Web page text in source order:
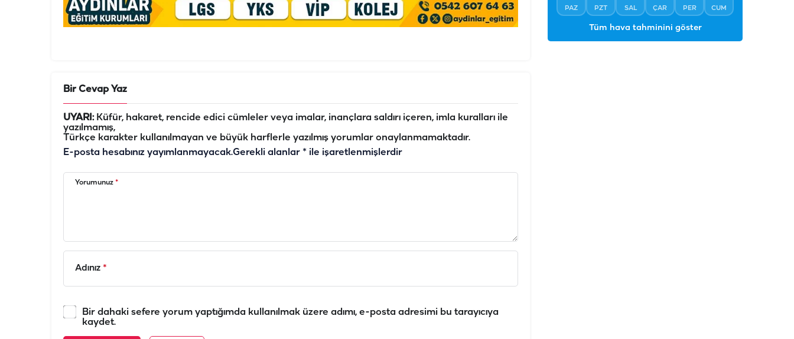
Bir Cevap Yaz
UYARI:Küfür, hakaret, rencide edici cümleler veya imalar, inançlara saldırı içeren, imla kuralları ile
yazılmamış,
Türkçe karakter kullanılmayan ve büyük harflerle yazılmış yorumlar onaylanmamaktadır.
E-posta hesabınız yayımlanmayacak.Gerekli alanlar * ile işaretlenmişlerdir
Yorumunuz *
Adınız *
Bir dahaki sefere yorum yaptığımda kullanılmak üzere adımı, e-posta adresimi bu tarayıcıya
kaydet.